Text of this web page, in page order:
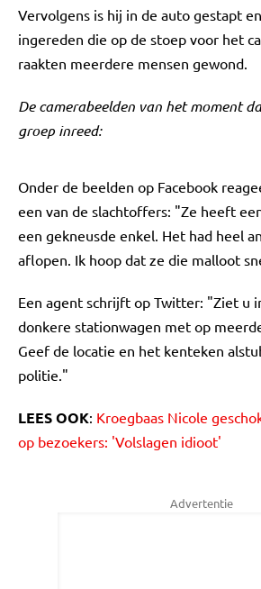
Vervolgens is hij in de auto gestapt
ingereden die op de stoep voor het
raakten meerdere mensen gewond.
De camerabeelden van het moment
groep inreed:
Onder de beelden op Facebook
een van de slachtoffers: "Ze heeft
een gekneusde enkel. Het had heel
aflopen. Ik hoop dat ze die malloot
Een agent schrijft op Twitter: "Ziet u
donkere stationwagen met op
Geef de locatie en het kenteken
politie."
LEES OOK: Kroegbaas Nicole
op bezoekers: 'Volslagen idioot'
Advertentie